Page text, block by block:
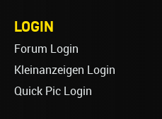
LOGIN
Forum Login
Kleinanzeigen Login
Quick Pic Login